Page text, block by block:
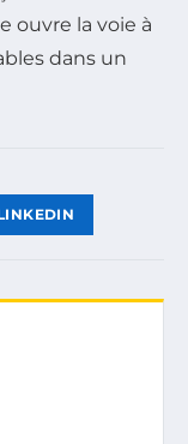
ouvre la voie à
dans un